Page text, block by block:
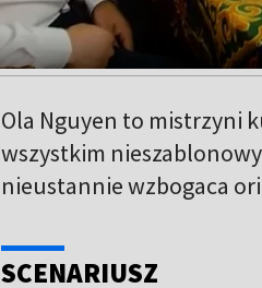
Ola Nguyen to mistrzyni
wszystkim
nieustannie wzbogaca
SCENARIUSZ